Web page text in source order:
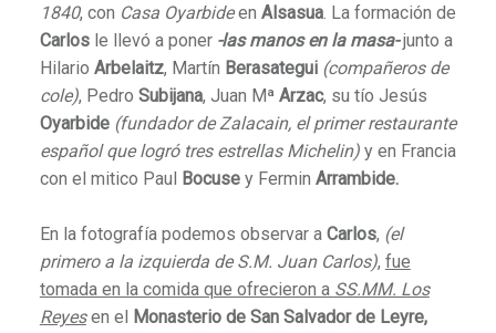
1840, con Casa Oyarbideen Alsasua. La formación de
Carlosle llevó a poner-las manos en la masa-junto a
Hilario Arbelaitz, Martín Berasategui (compañeros de
cole), Pedro Subijana, Juan Mª Arzac, su tío Jesús
Oyarbide (fundador de Zalacain, el primer restaurante
español que logró tres estrellas Michelin)y en Francia
con el mitico Paul Bocusey Fermin Arrambide.
En la fotografía podemos observar a Carlos, (el
primero a la izquierda de S.M. Juan Carlos), fue
tomada en la comida que ofrecieron a SS.MM. Los
Reyesen el
Monasterio de San Salvador de Leyre,